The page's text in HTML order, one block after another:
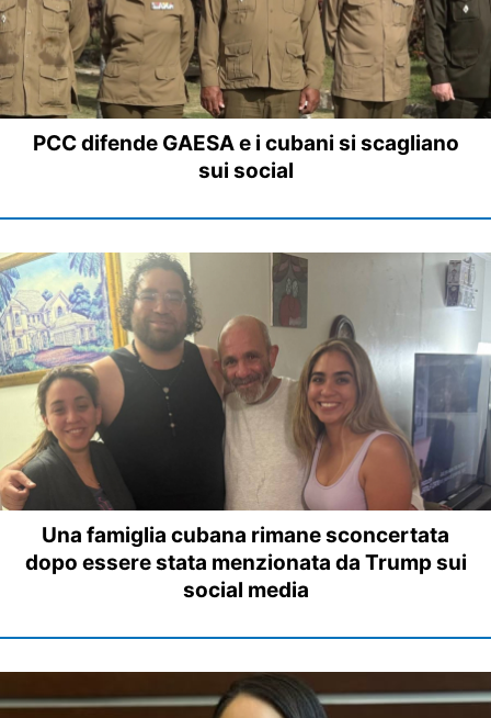
PCC difende GAESA e i cubani si scagliano
sui social
Una famiglia cubana rimane sconcertata
dopo essere stata menzionata da Trump sui
social media